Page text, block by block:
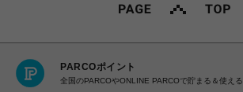
PARCOポイント
全国のPARCOやONLINE PARCOで貯まる＆使える